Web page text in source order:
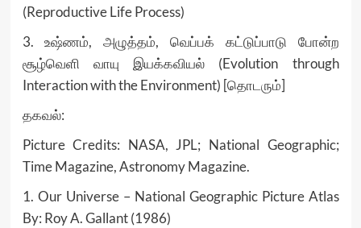
(Reproductive Life Process)
3. உஷ்ணம், அழுத்தம், வெப்பக் கட்டுப்பாடு போன்ற
சூழ்வெளி வாயு இயக்கவியல் (Evolution through
Interaction with the Environment) [தொடரும்]
தகவல்:
Picture Credits: NASA, JPL; National Geographic;
Time Magazine, Astronomy Magazine.
1. Our Universe – National Geographic Picture Atlas
By: Roy A. Gallant (1986)